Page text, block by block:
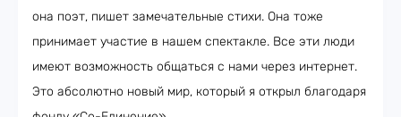
она поэт, пишет замечательные стихи. Она тоже
принимает участие в нашем спектакле. Все эти люди
имеют возможность общаться с нами через интернет.
Это абсолютно новый мир, который я открыл благодаря